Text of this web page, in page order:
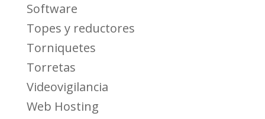
Software
Topes y reductores
Torniquetes
Torretas
Videovigilancia
Web Hosting